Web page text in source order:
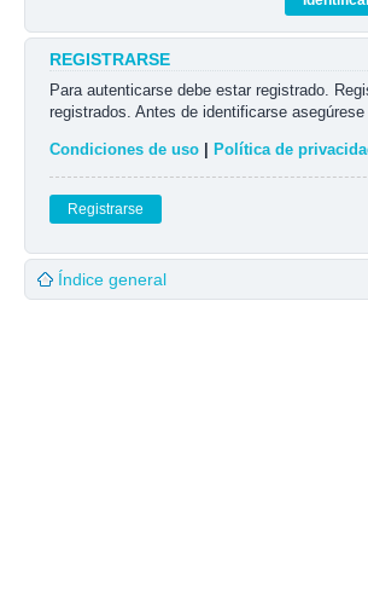
REGISTRARSE
Para autenticarse debe estar registrado.
registrados. Antes de identificarse
Condiciones de uso Política de
Registrarse
Índice general